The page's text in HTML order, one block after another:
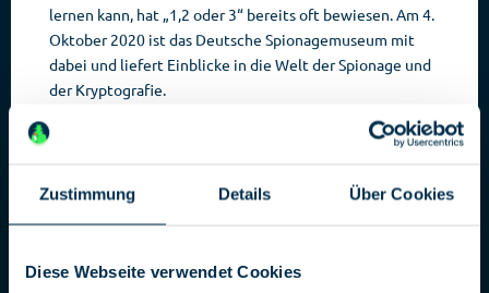
Zustimmung Details Über Cookies
Diese Webseite verwendet Cookies
lernen kann, hat „1,2 oder 3“ bereits oft bewiesen. Am 4.
Oktober 2020 ist das Deutsche Spionagemuseum mit
dabei und liefert Einblicke in die Welt der Spionage und
der Kryptografie.
Geheimschriften und Spionagetechnik
Spionagemuseums, einige schöne Objekte in das Studio
mitgebracht. Sie zeigen, wie kreativ Geheimdienste
Containerzum Schmuggeln von Informationen oder zum